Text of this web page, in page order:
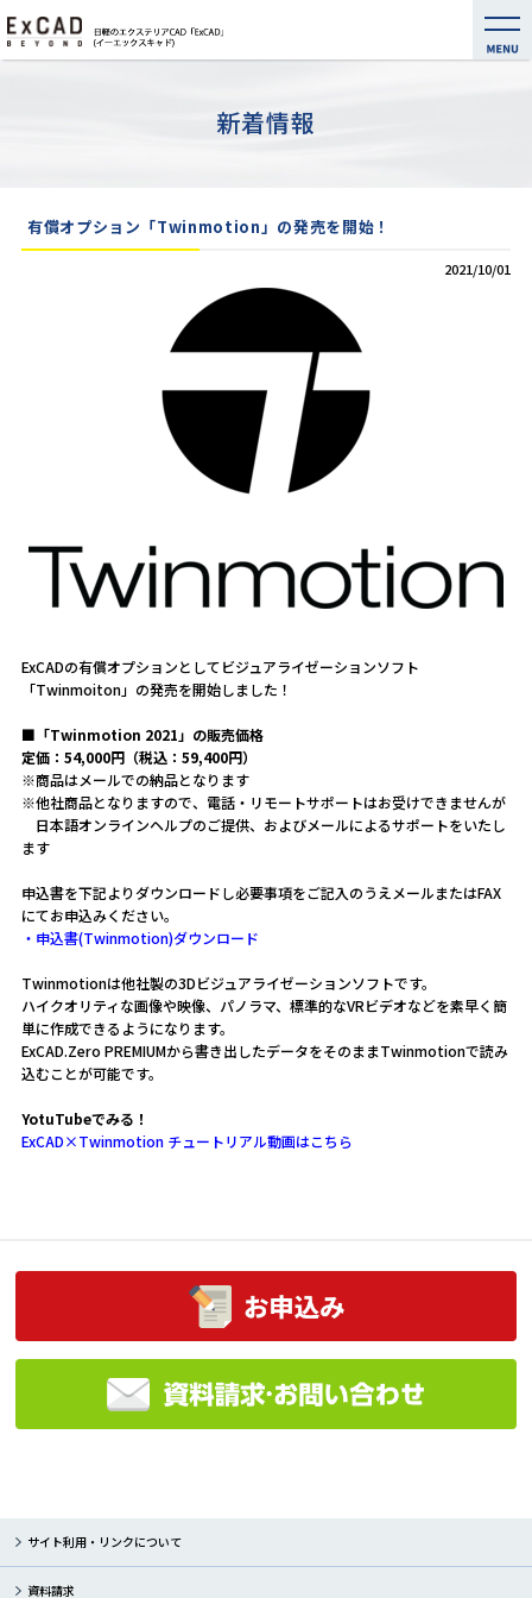
新着情報
有償オプション「Twinmotion」の発売を開始！
2021/10/01
ExCADの有償オプションとしてビジュアライゼーションソフト
「Twinmoiton」の発売を開始しました！
■「Twinmotion 2021」の販売価格
定価：54,000円（税込：59,400円）
※商品はメールでの納品となります
※他社商品となりますので、電話・リモートサポートはお受けできませんが
日本語オンラインヘルプのご提供、およびメールによるサポートをいたし
ます
申込書を下記よりダウンロードし必要事項をご記入のうえメールまたはFAX
にてお申込みください。
・申込書(Twinmotion)ダウンロード
Twinmotionは他社製の3Dビジュアライゼーションソフトです。
ハイクオリティな画像や映像、パノラマ、標準的なVRビデオなどを素早く簡
単に作成できるようになります。
ExCAD.Zero PREMIUMから書き出したデータをそのままTwinmotionで読み
込むことが可能です。
YotuTubeでみる！
ExCAD×Twinmotion チュートリアル動画はこちら
サイト利用・リンクについて
資料請求